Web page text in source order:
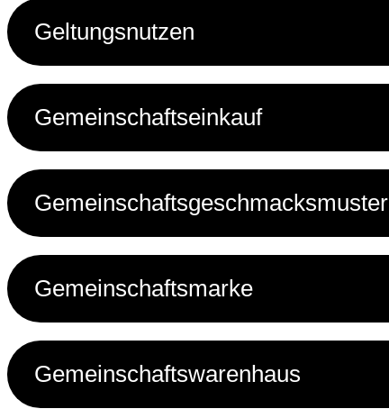
Geltungsnutzen
Gemeinschaftseinkauf
Gemeinschaftsgeschmacksmuster
Gemeinschaftsmarke
Gemeinschaftswarenhaus